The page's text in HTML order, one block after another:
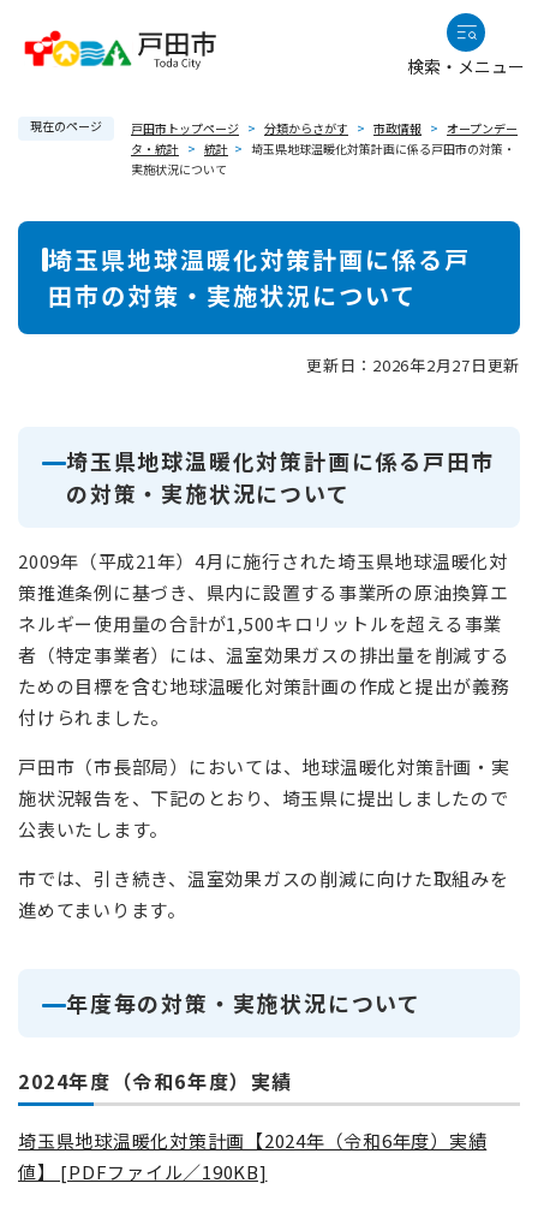
検索・メニュー
現在のページ 戸田市トップページ > 分類からさがす > 市政情報 > オープンデー
タ・統計 > 統計 > 埼玉県地球温暖化対策計画に係る戸田市の対策・
実施状況について
本
埼玉県地球温暖化対策計画に係る戸
田市の対策・実施状況について
更新日：2026年2月27日更新
埼玉県地球温暖化対策計画に係る戸田市
の対策・実施状況について
2009年（平成21年）4月に施行された埼玉県地球温暖化対
策推進条例に基づき、県内に設置する事業所の原油換算エ
ネルギー使用量の合計が1,500キロリットルを超える事業
者（特定事業者）には、温室効果ガスの排出量を削減する
ための目標を含む地球温暖化対策計画の作成と提出が義務
付けられました。
戸田市（市長部局）においては、地球温暖化対策計画・実
施状況報告を、下記のとおり、埼玉県に提出しましたので
公表いたします。
市では、引き続き、温室効果ガスの削減に向けた取組みを
進めてまいります。
年度毎の対策・実施状況について
2024年度（令和6年度）実績
埼玉県地球温暖化対策計画【2024年（令和6年度）実績
値】 [PDFファイル／190KB]